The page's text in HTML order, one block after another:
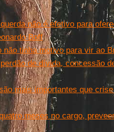
não é efetivo para
Boff
não tinha motivo para vir ao
de dívida, concessão
mais importantes que
meses no cargo,